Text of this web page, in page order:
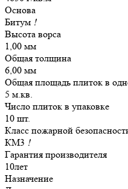
Основа
Битум !
Высота ворса
1,00 мм
Общая толщина
6,00 мм
Общая площадь плиток в
5 м.кв.
Число плиток в упаковке
10 шт.
Класс пожарной
КМ3 !
Гарантия производителя
10лет
Назначение